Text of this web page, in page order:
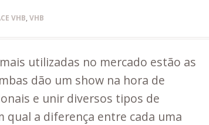
VHB,VHB
utilizadas no mercado estão as
dão um show na hora de
e unir diversos tipos de
qual a diferença entre cada uma